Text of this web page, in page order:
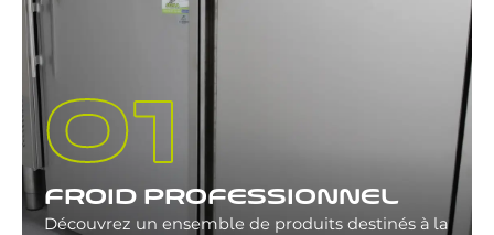
FROID PROFESSIONNEL
Découvrez un ensemble de produits destinés à la